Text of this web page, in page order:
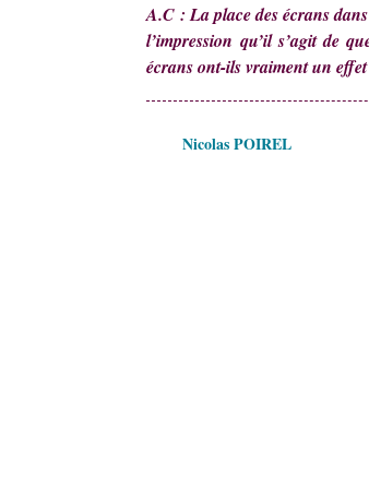
A.C : La place des écrans
l’impression qu’il s’agit de
écrans ont-ils vraiment un
Nicolas POIREL